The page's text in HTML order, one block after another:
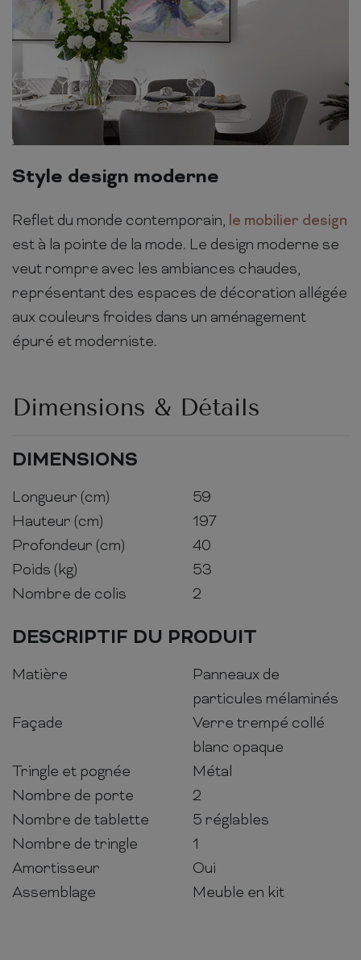
Style design moderne
Reflet du monde contemporain, le mobilier design
est à la pointe de la mode. Le design moderne se
veut rompre avec les ambiances chaudes,
représentant des espaces de décoration allégée
aux couleurs froides dans un aménagement
épuré et moderniste.
Dimensions & Détails
DIMENSIONS
Longueur (cm)
59
Hauteur (cm)
197
Profondeur (cm)
40
Poids (kg)
53
Nombre de colis
2
DESCRIPTIF DU PRODUIT
Matière
Panneaux de
particules mélaminés
Façade
Verre trempé collé
blanc opaque
Tringle et pognée
Métal
Nombre de porte
2
Nombre de tablette
5 réglables
Nombre de tringle
1
Amortisseur
Oui
Assemblage
Meuble en kit